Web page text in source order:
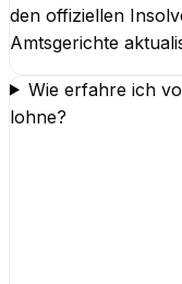
den offiziellen
Amtsgerichte
Wie erfahre ich
lohne?